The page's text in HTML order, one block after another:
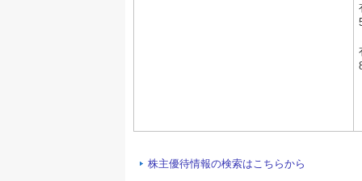
株主優待情報の検索はこちらから